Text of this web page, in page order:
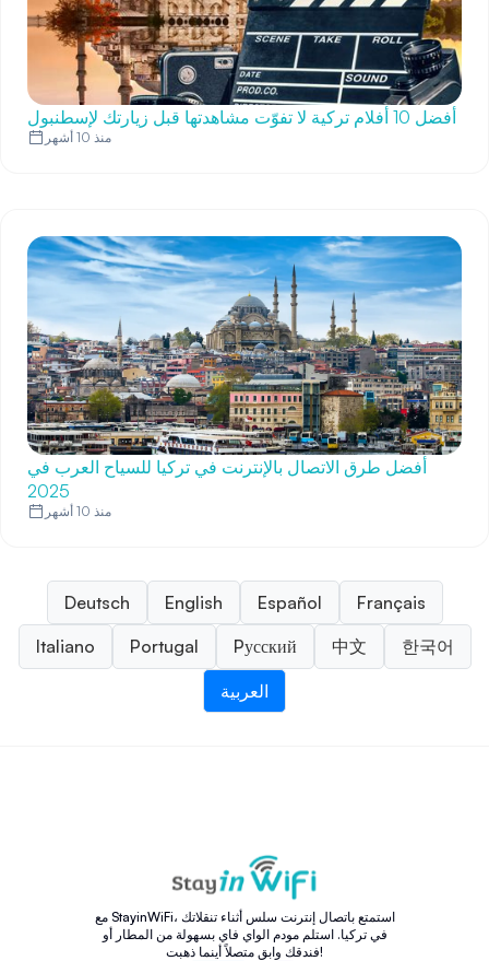
أفضل 10 أفلام تركية لا تفوّت مشاهدتها قبل زيارتك لإسطنبول
منذ 10 أشهر
أفضل طرق الاتصال بالإنترنت في تركيا للسياح العرب في
2025
منذ 10 أشهر
Deutsch English Español
Français
Italiano
Portugal Pусский 中文 한국어
العربية
مع StayinWiFi، استمتع باتصال إنترنت سلس أثناء تنقلاتك
في تركيا. استلم مودم الواي فاي بسهولة من المطار أو
فندقك وابق متصلاً أينما ذهبت!